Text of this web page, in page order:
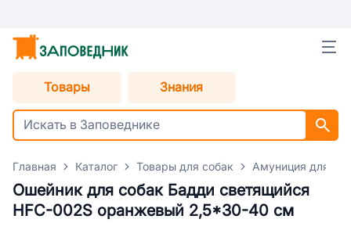
Товары Знания
Главная Каталог Товары для собак Амуниция для
Ошейник для собак Бадди светящийся
HFC-002S оранжевый 2,5*30-40 см